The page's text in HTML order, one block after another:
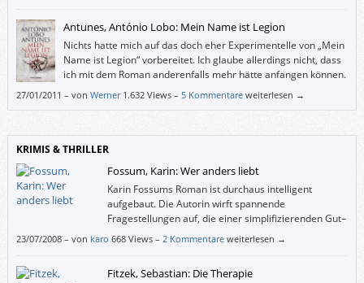
unwesentlich wird …Antunes, António Lobo: Mein Name ist Legion
Nichts hatte mich auf das doch eher Experimentelle von „Mein
Name ist Legion“ vorbereitet. Ich glaube allerdings nicht, dass
ich mit dem Roman anderenfalls mehr hätte anfangen können.
27/01/2011 – von Werner 1.632 Views – 5 Kommentare weiterlesen →
KRIMIS & THRILLER
Fossum, Karin: Wer anders liebt
Karin Fossums Roman ist durchaus intelligent
aufgebaut. Die Autorin wirft spannende
Fragestellungen auf, die einer simplifizierenden Gut–
Böse-Konstruktion die Basis entziehen.
23/07/2008– von karo 668 Views – 2 Kommentare weiterlesen →
Fitzek, Sebastian: Die Therapie